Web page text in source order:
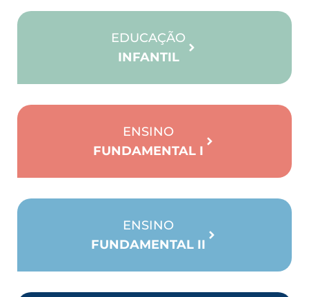
EDUCAÇÃO
INFANTIL
ENSINO
FUNDAMENTAL I
ENSINO
FUNDAMENTAL II